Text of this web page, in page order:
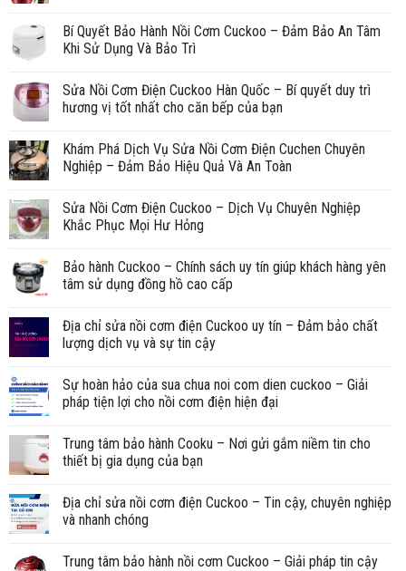
Bí Quyết Bảo Hành Nồi Cơm Cuckoo – Đảm Bảo An Tâm
Khi Sử Dụng Và Bảo Trì
Sửa Nồi Cơm Điện Cuckoo Hàn Quốc – Bí quyết duy trì
hương vị tốt nhất cho căn bếp của bạn
Khám Phá Dịch Vụ Sửa Nồi Cơm Điện Cuchen Chuyên
Nghiệp – Đảm Bảo Hiệu Quả Và An Toàn
Sửa Nồi Cơm Điện Cuckoo – Dịch Vụ Chuyên Nghiệp
Khắc Phục Mọi Hư Hỏng
Bảo hành Cuckoo – Chính sách uy tín giúp khách hàng yên
tâm sử dụng đồng hồ cao cấp
Địa chỉ sửa nồi cơm điện Cuckoo uy tín – Đảm bảo chất
lượng dịch vụ và sự tin cậy
Sự hoàn hảo của sua chua noi com dien cuckoo – Giải
pháp tiện lợi cho nồi cơm điện hiện đại
Trung tâm bảo hành Cooku – Nơi gửi gắm niềm tin cho
thiết bị gia dụng của bạn
Địa chỉ sửa nồi cơm điện Cuckoo – Tin cậy, chuyên nghiệp
và nhanh chóng
Trung tâm bảo hành nồi cơm Cuckoo – Giải pháp tin cậy